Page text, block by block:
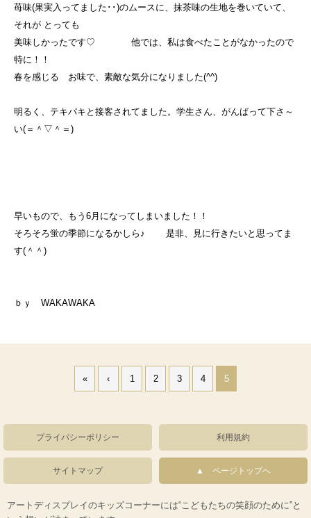
苺味(果実入ってました･･)のムースに、抹茶味の生地を巻いていて、
それが とっても
美味しかったです♡ 他では、私は食べたことがなかったので
特に！！
春を感じる お味で、素敵な気分になりました(^^)
明るく、テキパキと接客されてました。学生さん、がんばって下さ ～
い(＝＾▽＾＝)
早いもので、もう6月になってしまいました！！
そろそろ蛍の季節になるかしら♪ 是非、見に行きたいと思ってま
す(＾＾)
ｂｙ WAKAWAKA
« ‹ 1 2 3 4 5
プライバシーポリシー 利用規約
サイトマップ ページトップへ
アートディスプレイのキッズコーナーには“こどもたちの笑顔のために”と